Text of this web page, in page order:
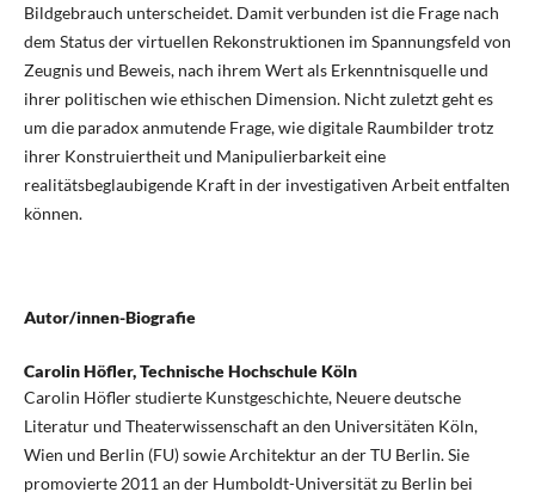
Bildgebrauch unterscheidet. Damit verbunden ist die Frage nach
dem Status der virtuellen Rekonstruktionen im Spannungsfeld von
Zeugnis und Beweis, nach ihrem Wert als Erkenntnisquelle und
ihrer politischen wie ethischen Dimension. Nicht zuletzt geht es
um die paradox anmutende Frage, wie digitale Raumbilder trotz
ihrer Konstruiertheit und Manipulierbarkeit eine
realitätsbeglaubigende Kraft in der investigativen Arbeit entfalten
können.
Autor/innen-Biografie
Carolin Höfler,Technische Hochschule Köln
Carolin Höfler studierte Kunstgeschichte, Neuere deutsche
Literatur und Theaterwissenschaft an den Universitäten Köln,
Wien und Berlin (FU) sowie Architektur an der TU Berlin. Sie
promovierte 2011 an der Humboldt-Universität zu Berlin bei